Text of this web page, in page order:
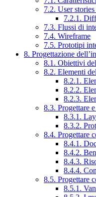
7.2. User
7.2.1.
7.3. Flussi di
7.4. Wireframe
7.5. Prototipi
8. Progettazione
8.1. Obiettivi
8.2. Elementi
8.2.1.
8.2.2.
8.2.3.
8.3. Progettare
8.3.1.
8.3.2.
8.4. Progettare
8.4.1.
8.4.2.
8.4.3.
8.4.4.
8.5. Progettare
8.5.1.